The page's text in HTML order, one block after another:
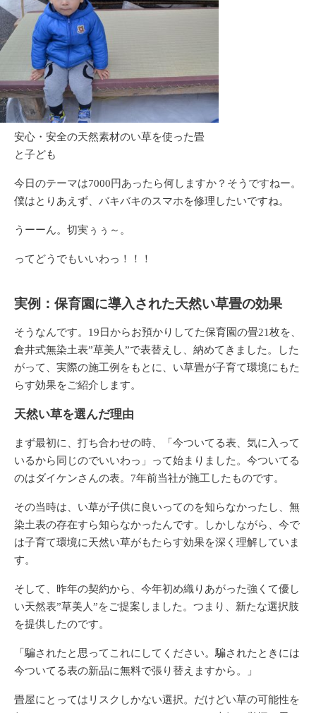
安心・安全の天然素材のい草を使った畳
と子ども
今日のテーマは7000円あったら何しますか？そうですねー。
僕はとりあえず、バキバキのスマホを修理したいですね。
うーーん。切実ぅぅ～。
ってどうでもいいわっ！！！
実例：保育園に導入された天然い草畳の効果
そうなんです。19日からお預かりしてた保育園の畳21枚を、
倉井式無染土表”草美人”で表替えし、納めてきました。した
がって、実際の施工例をもとに、い草畳が子育て環境にもた
らす効果をご紹介します。
天然い草を選んだ理由
まず最初に、打ち合わせの時、「今ついてる表、気に入って
いるから同じのでいいわっ」って始まりました。今ついてる
のはダイケンさんの表。7年前当社が施工したものです。
その当時は、い草が子供に良いってのを知らなかったし、無
染土表の存在すら知らなかったんです。しかしながら、今で
は子育て環境に天然い草がもたらす効果を深く理解していま
す。
そして、昨年の契約から、今年初め織りあがった強くて優し
い天然表”草美人”をご提案しました。つまり、新たな選択肢
を提供したのです。
「騙されたと思ってこれにしてください。騙されたときには
今ついてる表の新品に無料で張り替えますから。」
畳屋にとってはリスクしかない選択。だけどい草の可能性を